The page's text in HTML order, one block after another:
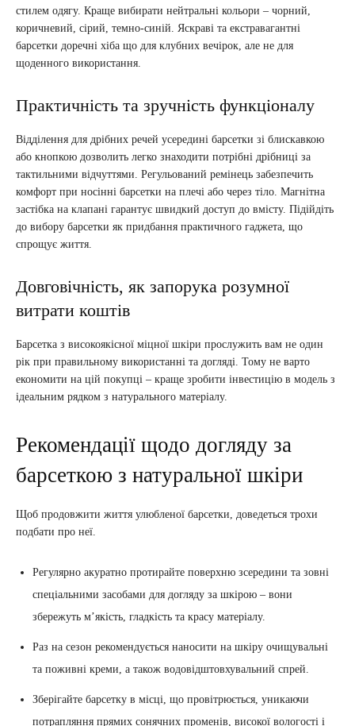
стилем одягу. Краще вибирати нейтральні кольори – чорний,
коричневий, сірий, темно-синій. Яскраві та екстравагантні
барсетки доречні хіба що для клубних вечірок, але не для
щоденного використання.
Практичність та зручність функціоналу
Відділення для дрібних речей усередині барсетки зі блискавкою
або кнопкою дозволить легко знаходити потрібні дрібниці за
тактильними відчуттями. Регульований ремінець забезпечить
комфорт при носінні барсетки на плечі або через тіло. Магнітна
застібка на клапані гарантує швидкий доступ до вмісту. Підійдіть
до вибору барсетки як придбання практичного гаджета, що
спрощує життя.
Довговічність, як запорука розумної
витрати коштів
Барсетка з високоякісної міцної шкіри прослужить вам не один
рік при правильному використанні та догляді. Тому не варто
економити на цій покупці – краще зробити інвестицію в модель з
ідеальним рядком з натурального матеріалу.
Рекомендації щодо догляду за
барсеткою з натуральної шкіри
Щоб продовжити життя улюбленої барсетки, доведеться трохи
подбати про неї.
Регулярно акуратно протирайте поверхню зсередини та зовні
спеціальними засобами для догляду за шкірою – вони
збережуть м’якість, гладкість та красу матеріалу.
Раз на сезон рекомендується наносити на шкіру очищувальні
та поживні креми, а також водовідштовхувальний спрей.
Зберігайте барсетку в місці, що провітрюється, уникаючи
потрапляння прямих сонячних променів, високої вологості і